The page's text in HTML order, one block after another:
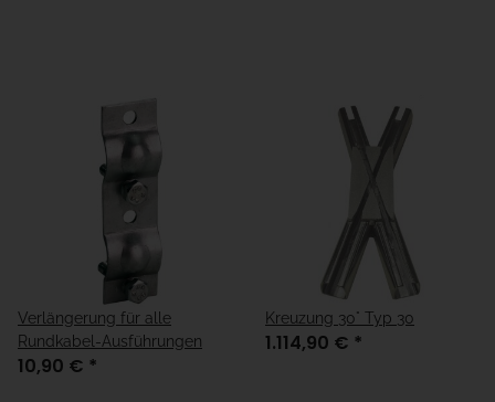
Verlängerung für alle
Rundkabel-Ausführungen
10,90 € *
Kreuzung 30° Typ 30
1.114,90 € *